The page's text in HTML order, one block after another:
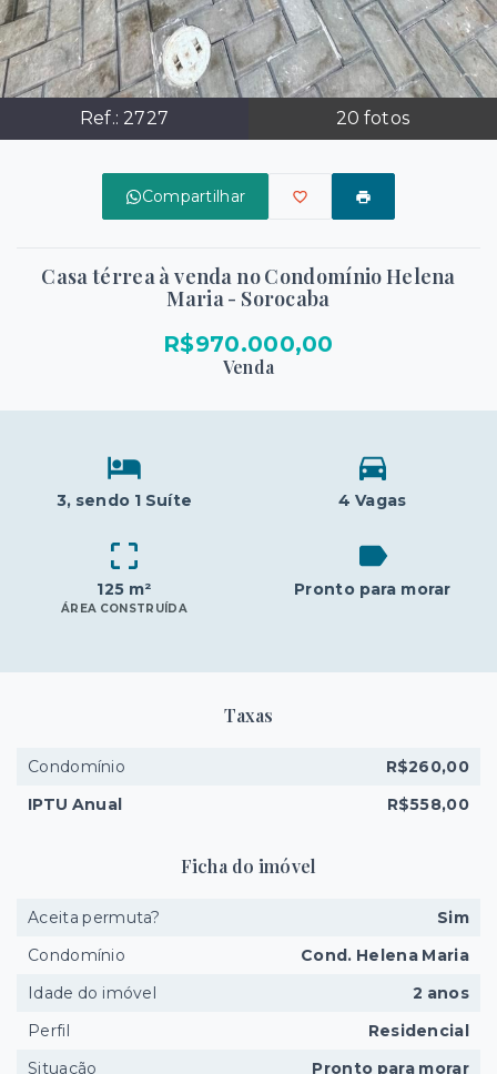
Ref.: 2727 20 fotos
Compartilhar
Casa térrea à venda no Condomínio Helena
Maria - Sorocaba
R$970.000,00
Venda
3, sendo 1 Suíte 4 Vagas
125 m²
ÁREA CONSTRUÍDA
Pronto para morar
Taxas
Condomínio
R$260,00
IPTU Anual
R$558,00
Ficha do imóvel
Aceita permuta?
Sim
Condomínio
Cond. Helena Maria
Idade do imóvel
2 anos
Perfil
Residencial
Situação
Pronto para morar